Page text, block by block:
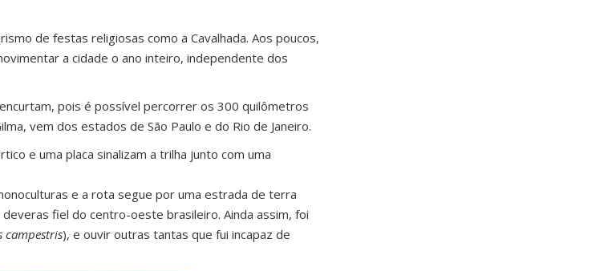
de festas religiosas como a Cavalhada. Aos poucos,
a cidade o ano inteiro, independente dos
pois é possível percorrer os 300 quilômetros
vem dos estados de São Paulo e do Rio de Janeiro.
e uma placa sinalizam a trilha junto com uma
e a rota segue por uma estrada de terra
fiel do centro-oeste brasileiro. Ainda assim, foi
campestris), e ouvir outras tantas que fui incapaz de